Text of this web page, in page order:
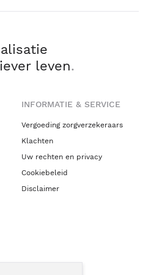
leven.
INFORMATIE & SERVICE
Vergoeding zorgverzekeraars
Klachten
Uw rechten en privacy
Cookiebeleid
Disclaimer